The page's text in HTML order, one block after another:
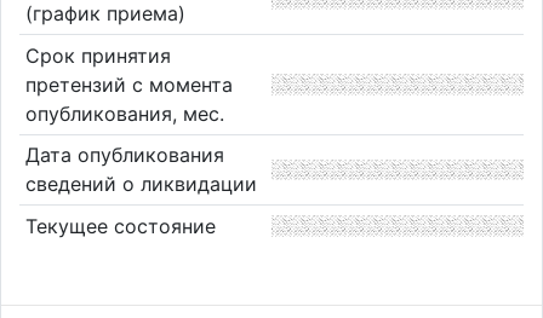
(график приема)
Срок принятия
претензий с момента
опубликования, мес.
Дата опубликования
сведений о ликвидации
Текущее состояние